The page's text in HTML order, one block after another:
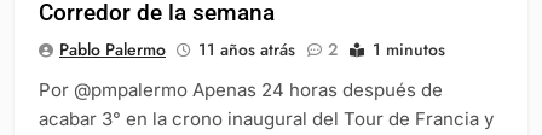
Corredor de la semana
Pablo Palermo 11 años atrás 2 1 minutos
Por @pmpalermo Apenas 24 horas después de
acabar 3° en la crono inaugural del Tour de Francia y